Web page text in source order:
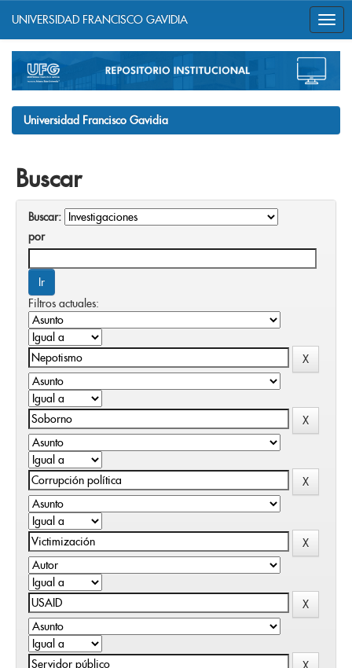
navigation
UNIVERSIDAD FRANCISCO GAVIDIA
Universidad Francisco Gavidia
Buscar
Buscar:
por
Filtros actuales: